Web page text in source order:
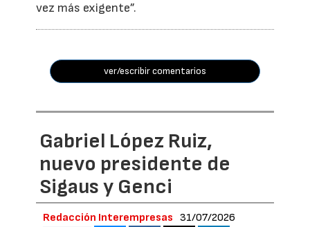
vez más exigente”.
ver/escribir comentarios
Gabriel López Ruiz,
nuevo presidente de
Sigaus y Genci
Redacción Interempresas 31/07/2026